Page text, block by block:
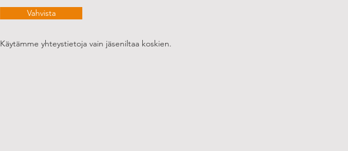
Vahvista
Käytämme yhteystietoja vain jäseniltaa koskien.